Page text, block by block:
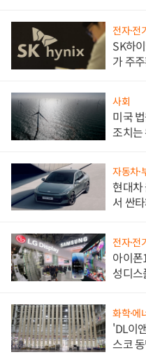
전자·전
SK하
가 주
사회
미국
조치는
자동차·
현대차
서 싼
전자·전
아이폰
성디스
화학·에
'DL이
스코